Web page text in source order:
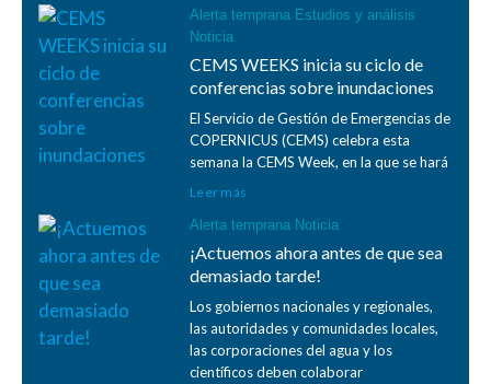
Alerta temprana Estudios y análisis
Noticia
CEMS WEEKS inicia su ciclo de
conferencias sobre inundaciones
El Servicio de Gestión de Emergencias de
COPERNICUS (CEMS) celebra esta
semana la CEMS Week, en la que se hará
Leer más
Alerta temprana Noticia
¡Actuemos ahora antes de que sea
demasiado tarde!
Los gobiernos nacionales y regionales,
las autoridades y comunidades locales,
las corporaciones del agua y los
científicos deben colaborar